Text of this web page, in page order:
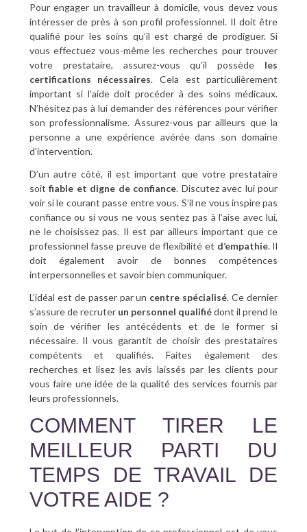
Pour engager un travailleur à domicile, vous devez vous
intéresser de près à son profil professionnel. Il doit être
qualifié pour les soins qu’il est chargé de prodiguer. Si
vous effectuez vous-même les recherches pour trouver
votre prestataire, assurez-vous qu’il possède les
certifications
nécessaires. Cela est particulièrement
important si l’aide doit procéder à des soins médicaux.
N’hésitez pas à lui demander des références pour vérifier
son professionnalisme. Assurez-vous par ailleurs que la
personne a une expérience avérée dans son domaine
d’intervention.
D’un autre côté, il est important que votre prestataire
soitfiable et digne de confiance. Discutez avec lui pour
voir si le courant passe entre vous. S’il ne vous inspire pas
confiance ou si vous ne vous sentez pas à l’aise avec lui,
ne le choisissez pas. Il est par ailleurs important que ce
professionnel fasse preuve de flexibilité et d’empathie. Il
doit également avoir de bonnes compétences
interpersonnelles et savoir bien communiquer.
L’idéal est de passer par un centre spécialisé. Ce dernier
s’assure de recruter un personnel qualifiédont il prend le
soin de vérifier les antécédents et de le former si
nécessaire. Il vous garantit de choisir des prestataires
compétents et qualifiés. Faites également des
recherches et lisez les avis laissés par les clients pour
vous faire une idée de la qualité des services fournis par
leurs professionnels.
COMMENT TIRER LE
MEILLEUR PARTI DU
TEMPS DE TRAVAIL DE
VOTRE AIDE ?